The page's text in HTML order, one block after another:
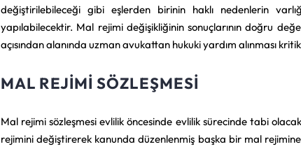
değiştirilebileceği gibi eşlerden birinin haklı nedenlerin
yapılabilecektir. Mal rejimi değişikliğinin sonuçlarının doğru
açısından alanında uzman avukattan hukuki yardım alınması
MAL REJIMI SÖZLEŞMESI
Mal rejimi sözleşmesi evlilik öncesinde evlilik sürecinde tabi
rejimini değiştirerek kanunda düzenlenmiş başka bir mal